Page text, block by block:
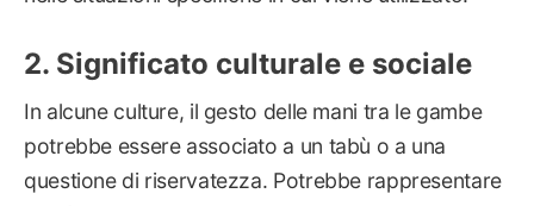
Significato culturale e sociale
In alcune culture, il gesto delle mani tra le gambe
potrebbe essere associato a un tabù o a una
questione di riservatezza. Potrebbe rappresentare